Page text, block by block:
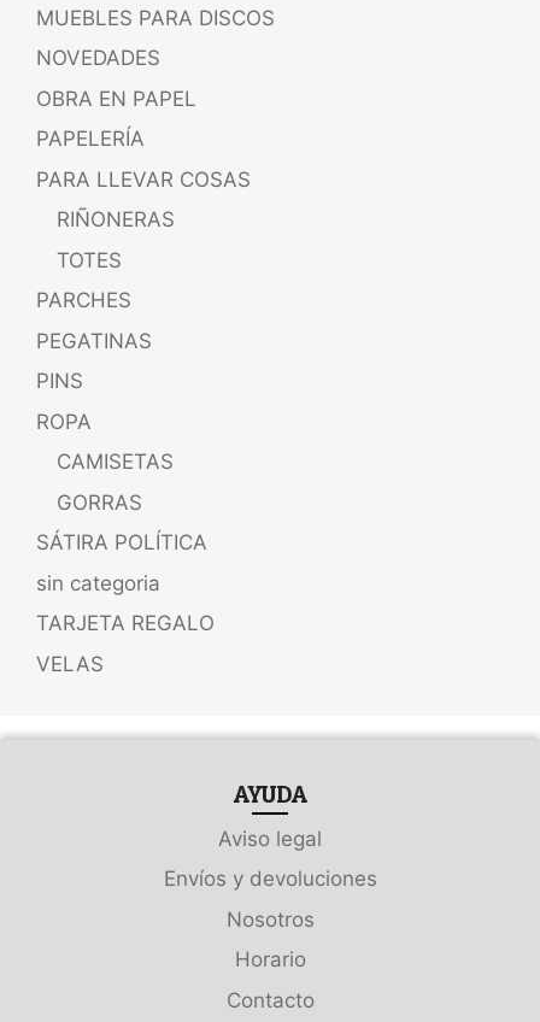
MUEBLES PARA DISCOS
NOVEDADES
OBRA EN PAPEL
PAPELERÍA
PARA LLEVAR COSAS
RIÑONERAS
TOTES
PARCHES
PEGATINAS
PINS
ROPA
CAMISETAS
GORRAS
SÁTIRA POLÍTICA
sin categoria
TARJETA REGALO
VELAS
AYUDA
Aviso legal
Envíos y devoluciones
Nosotros
Horario
Contacto